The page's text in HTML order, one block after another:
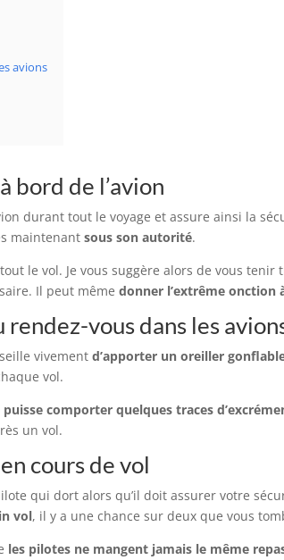
avions
bord de l’avion
durant tout le voyage et assure ainsi la
maintenantsous son autorité.
le vol. Je vous suggère alors de vous tenir
Il peut mêmedonner l’extrême onction
rendez-vous dans les
vivementd’apporter un oreiller
vol.
comporter quelques traces
un vol.
cours de vol
qui dort alors qu’il doit assurer votre
vol, il y a une chance sur deux que vous
les pilotes ne mangent jamais le même